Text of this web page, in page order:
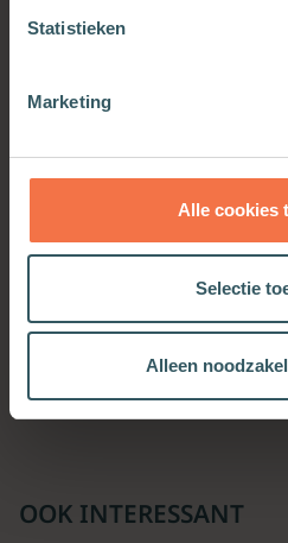
Statistieken
Marketing
Alle cookies
Selectie
Alleen
Goed voor de geest
Meer informatie
OOK INTERESSANT